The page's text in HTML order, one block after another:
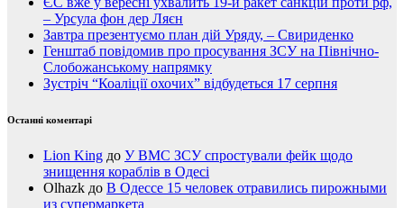
– Урсула фон дер Ляєн
Завтра презентуємо план дій Уряду, – Свириденко
Генштаб повідомив про просування ЗСУ на Північно-
Слобожанському напрямку
Зустріч “Коаліції охочих” відбудеться 17 серпня
Останні коментарі
Lion King до У ВМС ЗСУ спростували фейк щодо
знищення кораблів в Одесі
Olhazk до В Одессе 15 человек отравились пирожными
из супермаркета